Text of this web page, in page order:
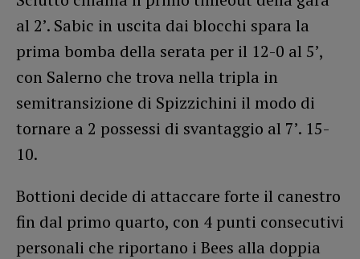
al 2’. Sabic in uscita dai blocchi spara la
prima bomba della serata per il 12-0 al 5’,
con Salerno che trova nella tripla in
semitransizione di Spizzichini il modo di
tornare a 2 possessi di svantaggio al 7’. 15-
10.
Bottioni decide di attaccare forte il canestro
fin dal primo quarto, con 4 punti consecutivi
personali che riportano i Bees alla doppia